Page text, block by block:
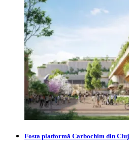
Fosta platformă Carbochim din